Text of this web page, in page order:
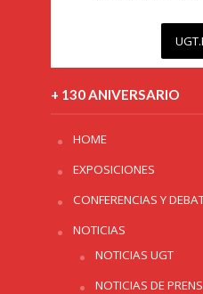
+ 130 ANIVERSARIO
HOME
EXPOSICIONES
CONFERENCIAS Y
NOTICIAS
NOTICIAS UGT
NOTICIAS DE